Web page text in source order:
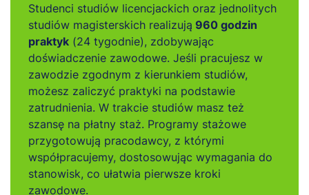
Studenci studiów licencjackich oraz jednolitych
studiów magisterskich realizują 960 godzin
praktyk (24 tygodnie), zdobywając
doświadczenie zawodowe. Jeśli pracujesz w
zawodzie zgodnym z kierunkiem studiów,
możesz zaliczyć praktyki na podstawie
zatrudnienia. W trakcie studiów masz też
szansę na płatny staż. Programy stażowe
przygotowują pracodawcy, z którymi
współpracujemy, dostosowując wymagania do
stanowisk, co ułatwia pierwsze kroki
zawodowe.